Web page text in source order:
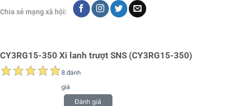
Chia sẻ mạng xã hội:
CY3RG15-350 Xi lanh trượt SNS (CY3RG15-350)
8 đánh
giá
Đánh giá